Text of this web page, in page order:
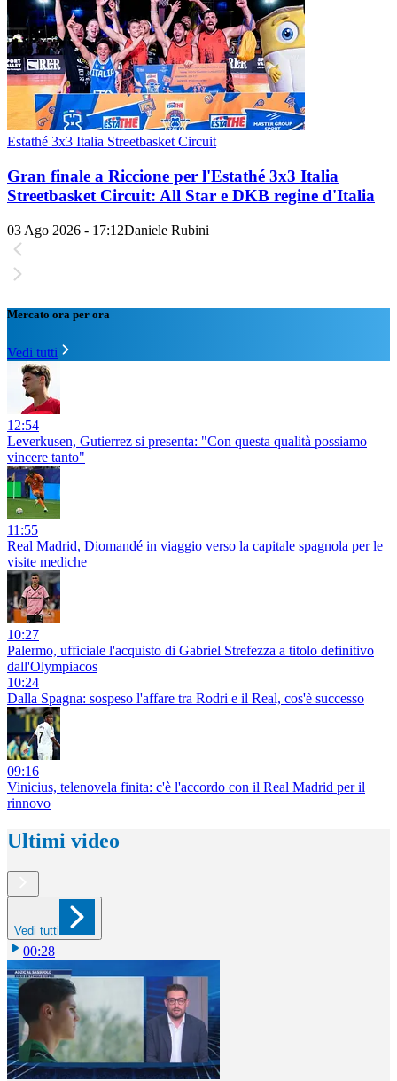
Estathé 3x3 Italia Streetbasket Circuit
Gran finale a Riccione per l'Estathé 3x3 Italia
Streetbasket Circuit: All Star e DKB regine d'Italia
03 Ago 2026 - 17:12Daniele Rubini
Mercato ora per ora
Vedi tutti
12:54
Leverkusen, Gutierrez si presenta: "Con questa qualità possiamo
vincere tanto"
11:55
Real Madrid, Diomandé in viaggio verso la capitale spagnola per le
visite mediche
10:27
Palermo, ufficiale l'acquisto di Gabriel Strefezza a titolo definitivo
dall'Olympiacos
10:24
Dalla Spagna: sospeso l'affare tra Rodri e il Real, cos'è successo
09:16
Vinicius, telenovela finita: c'è l'accordo con il Real Madrid per il
rinnovo
Ultimi video
Vedi tutti
00:28